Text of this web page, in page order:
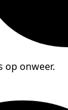
op onweer.